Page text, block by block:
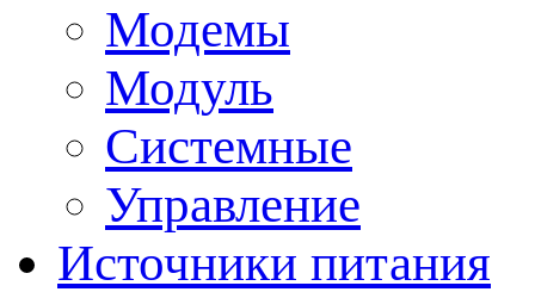
Модемы
Модуль
Системные
Управление
Источники питания